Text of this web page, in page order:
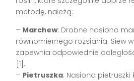
metodę, należą:
– Marchew: Drobne nasiona
równomiernego rozsiania. Siew
zapewnia odpowiednie
[1].
– Pietruszka: Nasiona pietruszki